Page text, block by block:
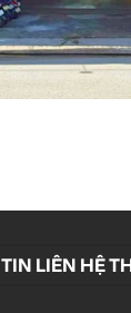
LIÊN HỆ